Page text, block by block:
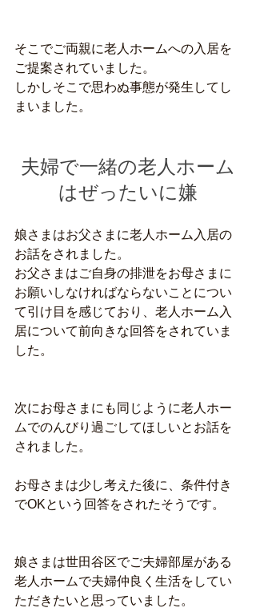
そこでご両親に老人ホームへの入居を
ご提案されていました。
しかしそこで思わぬ事態が発生してし
まいました。
夫婦で一緒の老人ホーム
はぜったいに嫌
娘さまはお父さまに老人ホーム入居の
お話をされました。
お父さまはご自身の排泄をお母さまに
お願いしなければならないことについ
て引け目を感じており、老人ホーム入
居について前向きな回答をされていま
した。
次にお母さまにも同じように老人ホー
ムでのんびり過ごしてほしいとお話を
されました。
お母さまは少し考えた後に、条件付き
でOKという回答をされたそうです。
娘さまは世田谷区でご夫婦部屋がある
老人ホームで夫婦仲良く生活をしてい
ただきたいと思っていました。